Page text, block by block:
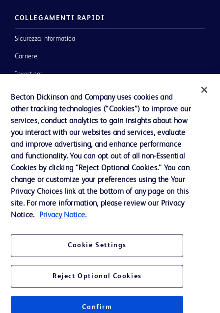
COLLEGAMENTI RAPIDI
Sicurezza informatica
Carriere
Investitori
La nostra azienda
Contattaci
Preferenze sui cookie
Privacy
Termini di utilizzo
Accessibilità al sito Web
© 2026 BD. Tutti i diritti riservati. BD e il logo BD sono marchi registrati di
Becton, Dickinson and Company. Tutti gli altri marchi sono di proprietà dei
rispettivi titolari.
Becton Dickinson and Company uses cookies and
other tracking technologies (“Cookies”) to improve our
services, conduct analytics to gain insights about how
you interact with our websites and services, evaluate
and improve advertising, and enhance performance
and functionality. You can opt out of all non-Essential
Cookies by clicking “Reject Optional Cookies.” You can
change or customize your preferences using the Your
Privacy Choices link at the bottom of any page on this
site. For more information, please review our Privacy
Notice.
Privacy Notice.
Cookie Settings
Reject Optional Cookies
Confirm